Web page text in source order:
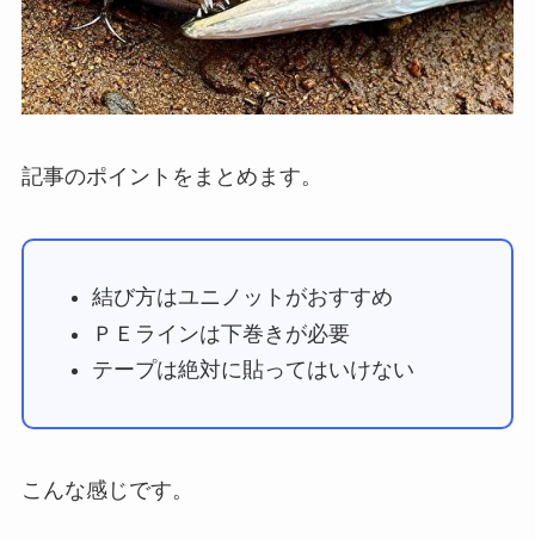
記事のポイントをまとめます。
結び方はユニノットがおすすめ
ＰＥラインは下巻きが必要
テープは絶対に貼ってはいけない
こんな感じです。